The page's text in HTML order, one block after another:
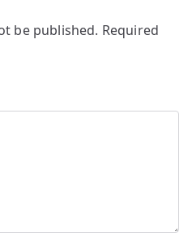
be published. Required